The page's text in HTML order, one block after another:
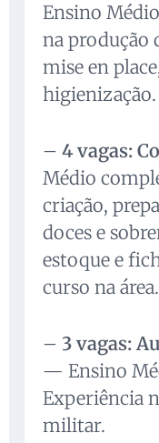
Ensino
na produção
mise en
higienização.
– 4 vagas:
Médio
criação,
doces e
estoque e
curso na área.
– 3 vagas:
— Ensino
Experiência
militar.